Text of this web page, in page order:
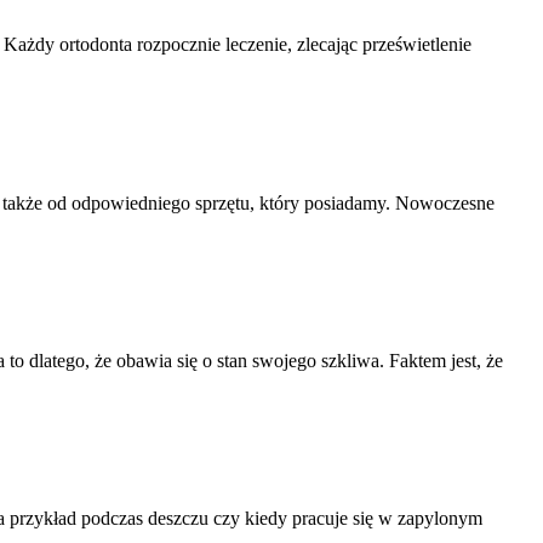
ortodonta rozpocznie leczenie, zlecając prześwietlenie
od odpowiedniego sprzętu, który posiadamy. Nowoczesne
dlatego, że obawia się o stan swojego szkliwa. Faktem jest, że
podczas deszczu czy kiedy pracuje się w zapylonym